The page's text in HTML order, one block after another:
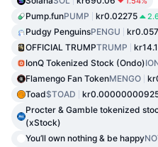
Pump.funPUMP kr0.02275
Pudgy PenguinsPENGU
OFFICIAL TRUMPTRUMP
IonQ Tokenized Stock (Ondo)
Flamengo Fan TokenMENGO
Toad$TOAD
Procter & Gamble tokenized
(xStock)
You’ll own nothing & be happy